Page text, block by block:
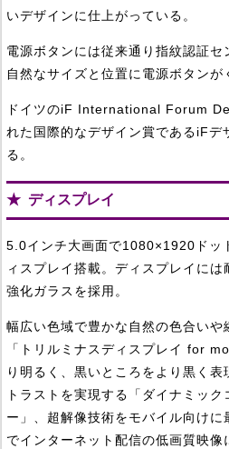
いデザインに仕上がっている。
電源ボタンには従来通り指紋認証セ
自然なサイズと位置に電源ボタンが
ドイツのiF International Forum
れた国際的なデザイン賞であるiFデ
る。
ディスプレイ
5.0インチ大画面で1080×1920ドッ
ィスプレイ搭載。ディスプレイに
強化ガラスを採用。
幅広い色域で豊かな自然の色合いや
「トリルミナスディスプレイ for
り明るく、黒いところをより黒く
トラストを実現する「ダイナミッ
ー」、超解像技術をモバイル向けに
でインターネット配信の低画質映